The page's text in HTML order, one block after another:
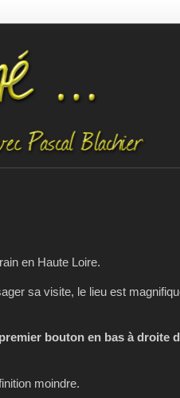
en Haute Loire.
sa visite, le lieu est
bouton en bas à droite
moindre.